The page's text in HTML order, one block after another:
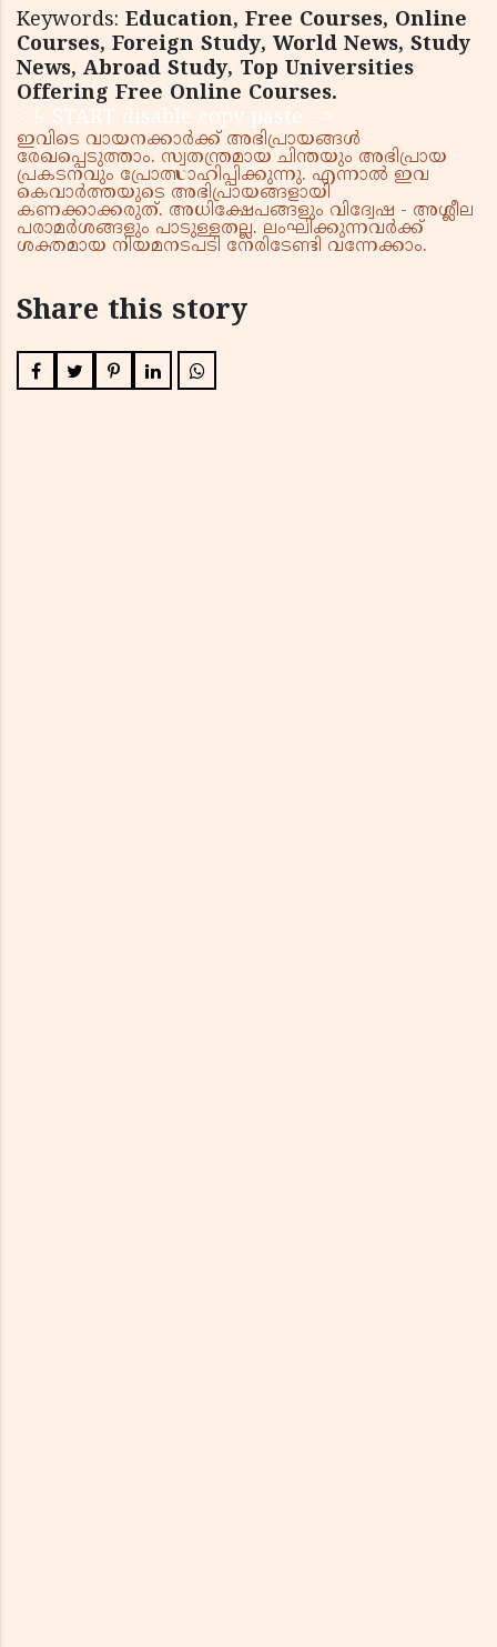
Keywords: Education, Free Courses, Online
Courses, Foreign Study, World News, Study
News, Abroad Study, Top Universities
Offering Free Online Courses.
< !- START disable copy paste -->
ഇവിടെ വായനക്കാർക്ക് അഭിപ്രായങ്ങൾ
രേഖപ്പെടുത്താം. സ്വതന്ത്രമായ ചിന്തയും അഭിപ്രായ
പ്രകടനവും പ്രോത്സാഹിപ്പിക്കുന്നു. എന്നാൽ ഇവ
കെവാർത്തയുടെ അഭിപ്രായങ്ങളായി
കണക്കാക്കരുത്. അധിക്ഷേപങ്ങളും വിദ്വേഷ - അശ്ലീല
പരാമർശങ്ങളും പാടുള്ളതല്ല. ലംഘിക്കുന്നവർക്ക്
ശക്തമായ നിയമനടപടി നേരിടേണ്ടി വന്നേക്കാം.
Share this story